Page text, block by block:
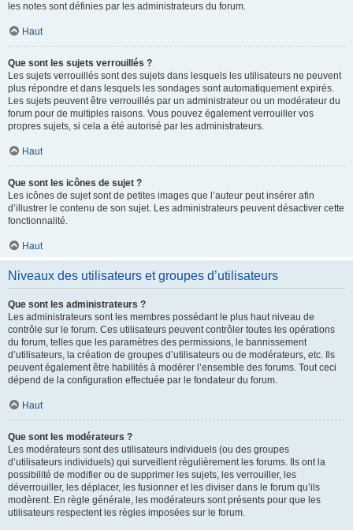
les notes sont définies par les administrateurs du forum.
Haut
Que sont les sujets verrouillés ?
Les sujets verrouillés sont des sujets dans lesquels les utilisateurs ne peuvent
plus répondre et dans lesquels les sondages sont automatiquement expirés.
Les sujets peuvent être verrouillés par un administrateur ou un modérateur du
forum pour de multiples raisons. Vous pouvez également verrouiller vos
propres sujets, si cela a été autorisé par les administrateurs.
Haut
Que sont les icônes de sujet ?
Les icônes de sujet sont de petites images que l’auteur peut insérer afin
d’illustrer le contenu de son sujet. Les administrateurs peuvent désactiver cette
fonctionnalité.
Haut
Niveaux des utilisateurs et groupes d’utilisateurs
Que sont les administrateurs ?
Les administrateurs sont les membres possédant le plus haut niveau de
contrôle sur le forum. Ces utilisateurs peuvent contrôler toutes les opérations
du forum, telles que les paramètres des permissions, le bannissement
d’utilisateurs, la création de groupes d’utilisateurs ou de modérateurs, etc. Ils
peuvent également être habilités à modérer l’ensemble des forums. Tout ceci
dépend de la configuration effectuée par le fondateur du forum.
Haut
Que sont les modérateurs ?
Les modérateurs sont des utilisateurs individuels (ou des groupes
d’utilisateurs individuels) qui surveillent régulièrement les forums. Ils ont la
possibilité de modifier ou de supprimer les sujets, les verrouiller, les
déverrouiller, les déplacer, les fusionner et les diviser dans le forum qu’ils
modèrent. En règle générale, les modérateurs sont présents pour que les
utilisateurs respectent les règles imposées sur le forum.